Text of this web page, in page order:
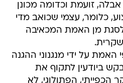
זועמת וכדומה מכונן
כלומר, עצמי שכואב מדי
לסגת מן האמת המכאיבה
על ידי מנגנוני ההגנה
ביודעין לתקוף את
הפתולוגי, לא